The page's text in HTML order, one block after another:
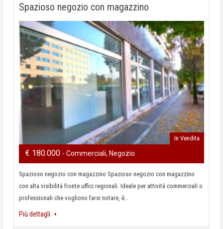
Spazioso negozio con magazzino
In Vendita
€ 180.000 - Commerciali, Negozio
Spazioso negozio con magazzino Spazioso negozio con magazzino
con alta visibilità fronte uffici regionali. Ideale per attività commerciali o
professionali che vogliono farsi notare, è…
Più dettagli